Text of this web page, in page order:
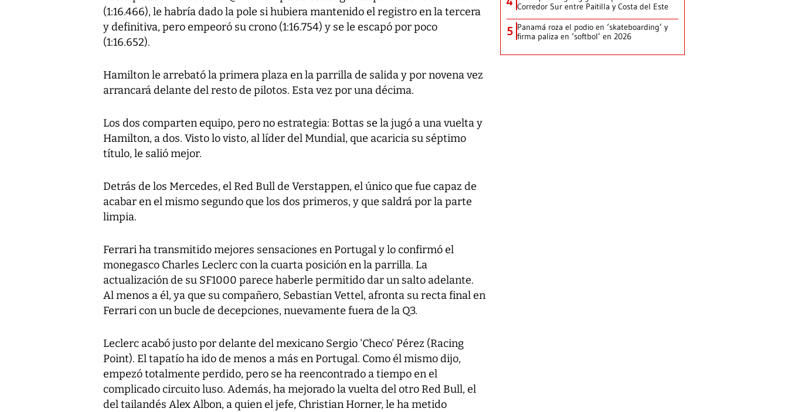
(1:16.466), le habría dado la pole si hubiera mantenido el registro en la tercera
y definitiva, pero empeoró su crono (1:16.754) y se le escapó por poco
(1:16.652).
Hamilton le arrebató la primera plaza en la parrilla de salida y por novena vez
arrancará delante del resto de pilotos. Esta vez por una décima.
Los dos comparten equipo, pero no estrategia: Bottas se la jugó a una vuelta y
Hamilton, a dos. Visto lo visto, al líder del Mundial, que acaricia su séptimo
título, le salió mejor.
Detrás de los Mercedes, el Red Bull de Verstappen, el único que fue capaz de
acabar en el mismo segundo que los dos primeros, y que saldrá por la parte
limpia.
Ferrari ha transmitido mejores sensaciones en Portugal y lo confirmó el
monegasco Charles Leclerc con la cuarta posición en la parrilla. La
actualización de su SF1000 parece haberle permitido dar un salto adelante.
Al menos a él, ya que su compañero, Sebastian Vettel, afronta su recta final en
Ferrari con un bucle de decepciones, nuevamente fuera de la Q3.
Leclerc acabó justo por delante del mexicano Sergio 'Checo' Pérez (Racing
Point). El tapatío ha ido de menos a más en Portugal. Como él mismo dijo,
empezó totalmente perdido, pero se ha reencontrado a tiempo en el
complicado circuito luso. Además, ha mejorado la vuelta del otro Red Bull, el
del tailandés Alex Albon, a quien el jefe, Christian Horner, le ha metido
Corredor Sur entre Paitilla y Costa del Este
5 Panamá roza el podio en ‘skateboarding’ y
firma paliza en ‘softbol’ en 2026